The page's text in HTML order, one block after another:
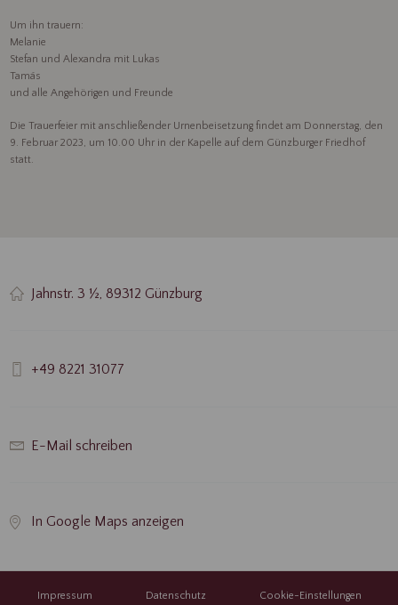
Um ihn trauern:
Melanie
Stefan und Alexandra mit Lukas
Tamás
und alle Angehörigen und Freunde
Die Trauerfeier mit anschließender Urnenbeisetzung findet am Donnerstag, den
9. Februar 2023, um 10.00 Uhr in der Kapelle auf dem Günzburger Friedhof
statt.
Jahnstr. 3 ½, 89312 Günzburg
+49 8221 31077
E-Mail schreiben
In Google Maps anzeigen
Impressum Datenschutz Cookie-Einstellungen